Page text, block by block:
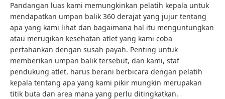
Pandangan luas kami memungkinkan pelatih kepala untuk
mendapatkan umpan balik 360 derajat yang jujur ​​tentang
apa yang kami lihat dan bagaimana hal itu menguntungkan
atau merugikan kesehatan atlet yang kami coba
pertahankan dengan susah payah. Penting untuk
memberikan umpan balik tersebut, dan kami, staf
pendukung atlet, harus berani berbicara dengan pelatih
kepala tentang apa yang kami pikir mungkin merupakan
titik buta dan area mana yang perlu ditingkatkan.